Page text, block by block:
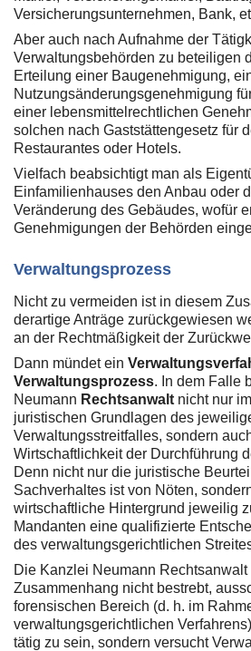
Versicherungsunternehmen, Bank,
Aber auch nach Aufnahme der
Verwaltungsbehörden zu beteiligen
Erteilung einer Baugenehmigung,
Nutzungsänderungsgenehmigung
einer lebensmittelrechtlichen
solchen nach Gaststättengesetz für
Restaurantes oder Hotels.
Vielfach beabsichtigt man als
Einfamilienhauses den Anbau oder
Veränderung des Gebäudes, wofür
Genehmigungen der Behörden
Verwaltungsprozess
Nicht zu vermeiden ist in diesem
derartige Anträge zurückgewiesen
an der Rechtmäßigkeit der
Dann mündet ein
Verwaltungsprozess. In dem Falle
Neumann Rechtsanwalt nicht nur
juristischen Grundlagen des
Verwaltungsstreitfalles, sondern
Wirtschaftlichkeit der Durchführung
Denn nicht nur die juristische
Sachverhaltes ist von Nöten,
wirtschaftliche Hintergrund jeweilig
Mandanten eine qualifizierte
des verwaltungsgerichtlichen
Die Kanzlei Neumann
Zusammenhang nicht bestrebt,
forensischen Bereich (d. h. im
verwaltungsgerichtlichen
tätig zu sein, sondern versucht